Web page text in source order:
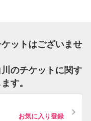
ットはございませ
のチケットに関す
す。
お気に入り登録